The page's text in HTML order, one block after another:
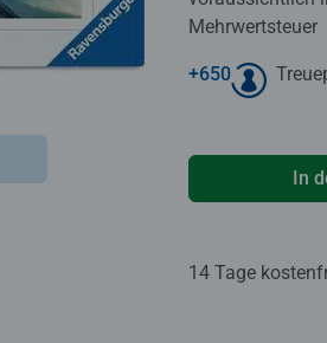
Mehrwertsteuer
+650
In
14 Tage